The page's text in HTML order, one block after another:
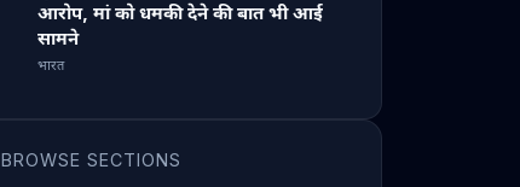
आरोप, मां को धमकी देने की बात भी आई
सामने
भारत
BROWSE SECTIONS